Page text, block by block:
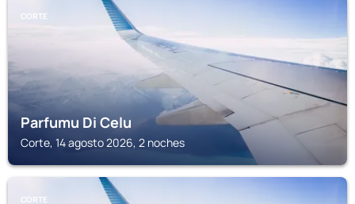
CORTE
Parfumu Di Celu
Corte, 14 agosto 2026, 2 noches
CORTE